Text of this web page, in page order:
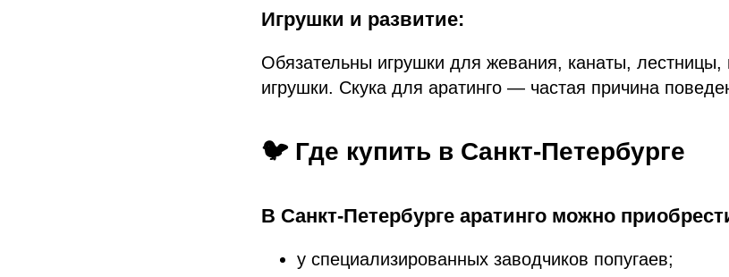
Игрушки и развитие:
Обязательны игрушки для жевания, канаты, лестницы,
игрушки. Скука для аратинго — частая причина
🐦 Где купить в Санкт-Петербурге
В Санкт-Петербурге аратинго можно
у специализированных заводчиков попугаев;